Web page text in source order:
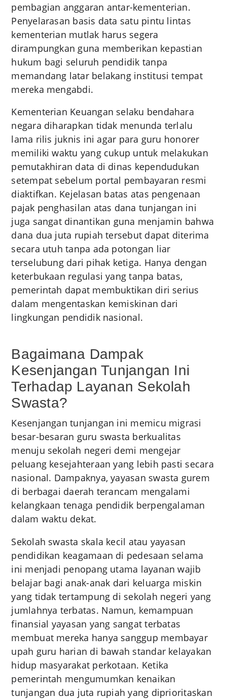
pembagian anggaran antar-kementerian.
Penyelarasan basis data satu pintu lintas
kementerian mutlak harus segera
dirampungkan guna memberikan kepastian
hukum bagi seluruh pendidik tanpa
memandang latar belakang institusi tempat
mereka mengabdi.
Kementerian Keuangan selaku bendahara
negara diharapkan tidak menunda terlalu
lama rilis juknis ini agar para guru honorer
memiliki waktu yang cukup untuk melakukan
pemutakhiran data di dinas kependudukan
setempat sebelum portal pembayaran resmi
diaktifkan. Kejelasan batas atas pengenaan
pajak penghasilan atas dana tunjangan ini
juga sangat dinantikan guna menjamin bahwa
dana dua juta rupiah tersebut dapat diterima
secara utuh tanpa ada potongan liar
terselubung dari pihak ketiga. Hanya dengan
keterbukaan regulasi yang tanpa batas,
pemerintah dapat membuktikan diri serius
dalam mengentaskan kemiskinan dari
lingkungan pendidik nasional.
Bagaimana Dampak
Kesenjangan Tunjangan Ini
Terhadap Layanan Sekolah
Swasta?
Kesenjangan tunjangan ini memicu migrasi
besar-besaran guru swasta berkualitas
menuju sekolah negeri demi mengejar
peluang kesejahteraan yang lebih pasti secara
nasional. Dampaknya, yayasan swasta gurem
di berbagai daerah terancam mengalami
kelangkaan tenaga pendidik berpengalaman
dalam waktu dekat.
Sekolah swasta skala kecil atau yayasan
pendidikan keagamaan di pedesaan selama
ini menjadi penopang utama layanan wajib
belajar bagi anak-anak dari keluarga miskin
yang tidak tertampung di sekolah negeri yang
jumlahnya terbatas. Namun, kemampuan
finansial yayasan yang sangat terbatas
membuat mereka hanya sanggup membayar
upah guru harian di bawah standar kelayakan
hidup masyarakat perkotaan. Ketika
pemerintah mengumumkan kenaikan
tunjangan dua juta rupiah yang diprioritaskan